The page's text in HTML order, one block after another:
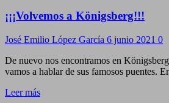
¡¡¡Volvemos a Königsberg!!!
José Emilio López García 6 junio 2021 0
De nuevo nos encontramos en
vamos a hablar de sus famosos puentes.
Leer más